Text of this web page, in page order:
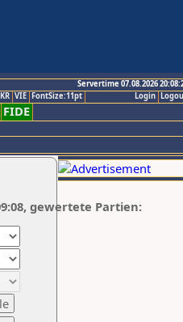
Servertime 07.08.2026
Login
VIE FontSize:11pt
FIDE
gewertete Partien: